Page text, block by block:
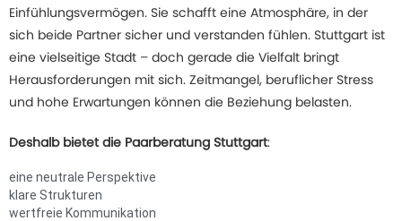
Einfühlungsvermögen. Sie schafft eine Atmosphäre, in der
sich beide Partner sicher und verstanden fühlen. Stuttgart ist
eine vielseitige Stadt – doch gerade die Vielfalt bringt
Herausforderungen mit sich. Zeitmangel, beruflicher Stress
und hohe Erwartungen können die Beziehung belasten.
Deshalb bietet die Paarberatung Stuttgart:
eine neutrale Perspektive
klare Strukturen
wertfreie Kommunikation